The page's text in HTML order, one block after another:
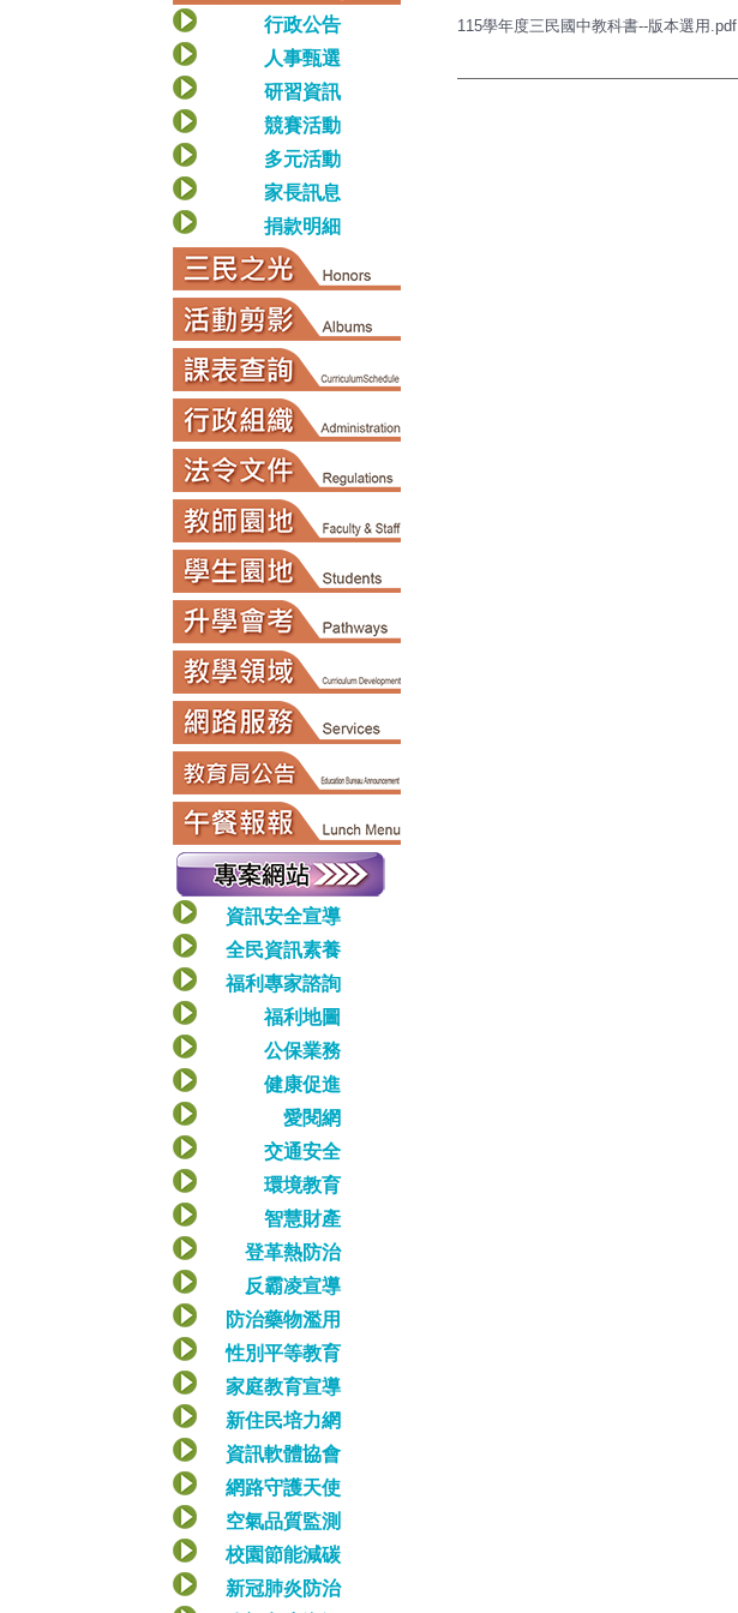
行政公告
人事甄選
研習資訊
競賽活動
多元活動
家長訊息
捐款明細
資訊安全宣導
全民資訊素養
福利專家諮詢
福利地圖
公保業務
健康促進
愛閱網
交通安全
環境教育
智慧財產
登革熱防治
反霸凌宣導
防治藥物濫用
性別平等教育
家庭教育宣導
新住民培力網
資訊軟體協會
網路守護天使
空氣品質監測
校園節能減碳
新冠肺炎防治
115學年度三民國中教科書--版本選用.pdf